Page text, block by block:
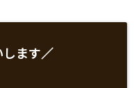
ます／